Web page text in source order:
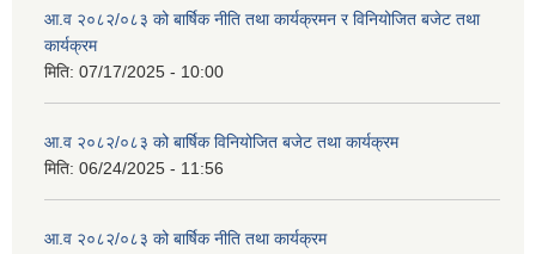
आ.व २०८२/०८३ को बार्षिक नीति तथा कार्यक्रमन र विनियोजित बजेट तथा
कार्यक्रम
मिति: 07/17/2025 - 10:00
आ.व २०८२/०८३ को बार्षिक विनियोजित बजेट तथा कार्यक्रम
मिति: 06/24/2025 - 11:56
आ.व २०८२/०८३ को बार्षिक नीति तथा कार्यक्रम